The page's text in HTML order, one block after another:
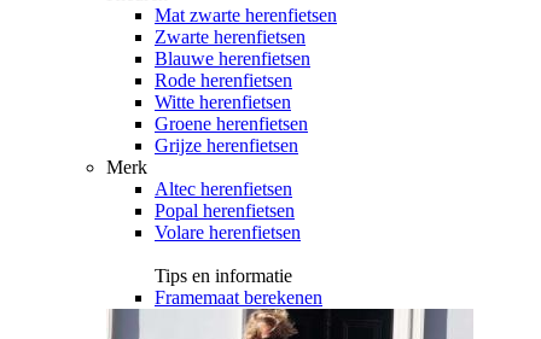
Mat zwarte herenfietsen
Zwarte herenfietsen
Blauwe herenfietsen
Rode herenfietsen
Witte herenfietsen
Groene herenfietsen
Grijze herenfietsen
Merk
Altec herenfietsen
Popal herenfietsen
Volare herenfietsen
Tips en informatie
Framemaat berekenen